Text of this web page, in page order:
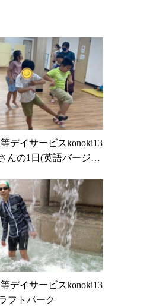
デイサービスkonoki13
んの1日(英語バージョ
デイサービスkonoki13
フトパーク